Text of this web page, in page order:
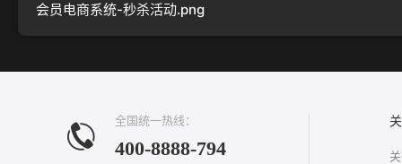
会员电商系统-秒杀活动.png
全国统一热线：
400-8888-794